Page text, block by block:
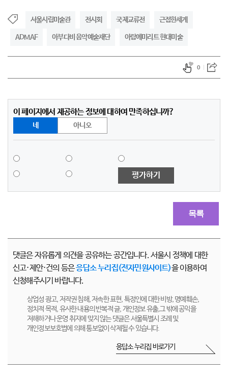
서울시립미술관 전시회 국제교류전 근접한세계
ADMAF 아부다비 음악예술재단 아랍에미리트 현대미술
0
이 페이지에서 제공하는 정보에 대하여 만족하십니까?
네 아니오
평가하기
목록
댓글은 자유롭게 의견을 공유하는 공간입니다. 서울시 정책에 대한
신고·제안·건의 등은응답소 누리집(전자민원사이트)을 이용하여
신청해주시기 바랍니다.
상업성 광고, 저작권 침해, 저속한 표현, 특정인에 대한 비방, 명예훼손,
정치적 목적, 유사한 내용의 반복적 글, 개인정보 유출,그 밖에 공익을
저해하거나 운영 취지에 맞지 않는 댓글은 서울특별시 조례 및
개인정보보호법에 의해 통보없이 삭제될 수 있습니다.
응답소 누리집 바로가기